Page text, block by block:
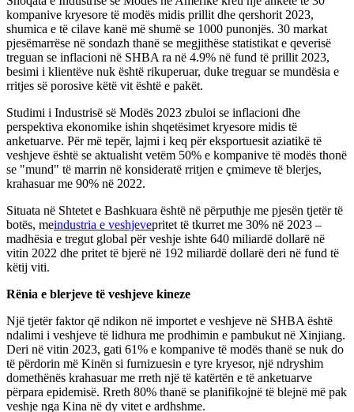
kompanive kryesore të modës midis prillit dhe qershorit 2023,
shumica e të cilave kanë më shumë se 1000 punonjës. 30 markat
pjesëmarrëse në sondazh thanë se megjithëse statistikat e qeverisë
treguan se inflacioni në SHBA ra në 4.9% në fund të prillit 2023,
besimi i klientëve nuk është rikuperuar, duke treguar se mundësia e
rritjes së porosive këtë vit është e pakët.
Studimi i Industrisë së Modës 2023 zbuloi se inflacioni dhe
perspektiva ekonomike ishin shqetësimet kryesore midis të
anketuarve. Për më tepër, lajmi i keq për eksportuesit aziatikë të
veshjeve është se aktualisht vetëm 50% e kompanive të modës thonë
se "mund" të marrin në konsideratë rritjen e çmimeve të blerjes,
krahasuar me 90% në 2022.
Situata në Shtetet e Bashkuara është në përputhje me pjesën tjetër të
botës, meindustria e veshjevepritet të tkurret me 30% në 2023 –
madhësia e tregut global për veshje ishte 640 miliardë dollarë në
vitin 2022 dhe pritet të bjerë në 192 miliardë dollarë deri në fund të
këtij viti.
Rënia e blerjeve të veshjeve kineze
Një tjetër faktor që ndikon në importet e veshjeve në SHBA është
ndalimi i veshjeve të lidhura me prodhimin e pambukut në Xinjiang.
Deri në vitin 2023, gati 61% e kompanive të modës thanë se nuk do
të përdorin më Kinën si furnizuesin e tyre kryesor, një ndryshim
domethënës krahasuar me rreth një të katërtën e të anketuarve
përpara epidemisë. Rreth 80% thanë se planifikojnë të blejnë më pak
veshje nga Kina në dy vitet e ardhshme.